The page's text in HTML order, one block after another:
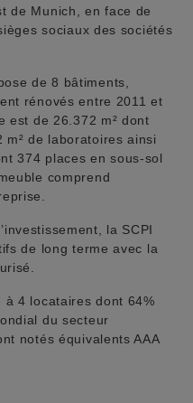
de Munich, en face de
sociaux des sociétés
de 8 bâtiments,
rénovés entre 2011 et
est de 26.372 m² dont
m² de laboratoires ainsi
374 places en sous-sol
comprend
la SCPI
de long terme avec la
à 4 locataires dont 64%
du secteur
notés équivalents AAA